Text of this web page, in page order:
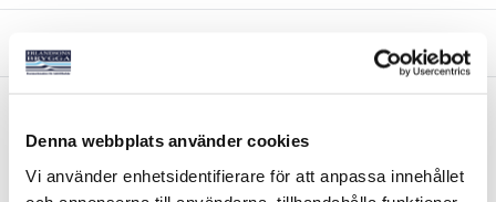
Denna webbplats använder cookies
Vi använder enhetsidentifierare för att anpassa innehållet
Liknande produkter